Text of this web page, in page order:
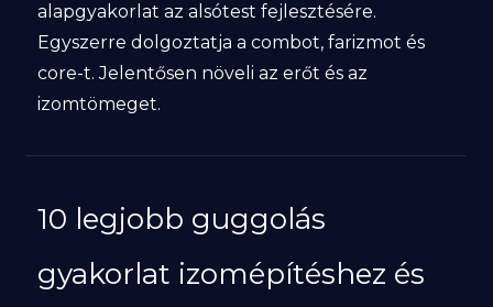
alapgyakorlat az alsótest fejlesztésére.
Egyszerre dolgoztatja a combot, farizmot és
core-t. Jelentősen növeli az erőt és az
izomtömeget.
10 legjobb guggolás
gyakorlat izomépítéshez és